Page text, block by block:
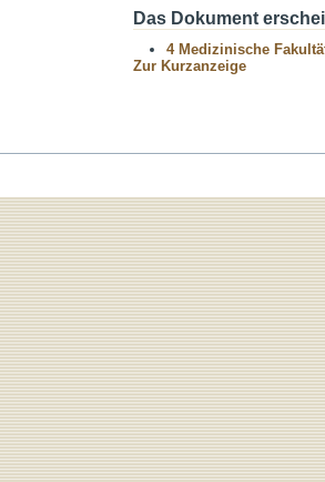
Das Dokument
4 Medizinische
Zur Kurzanzeige